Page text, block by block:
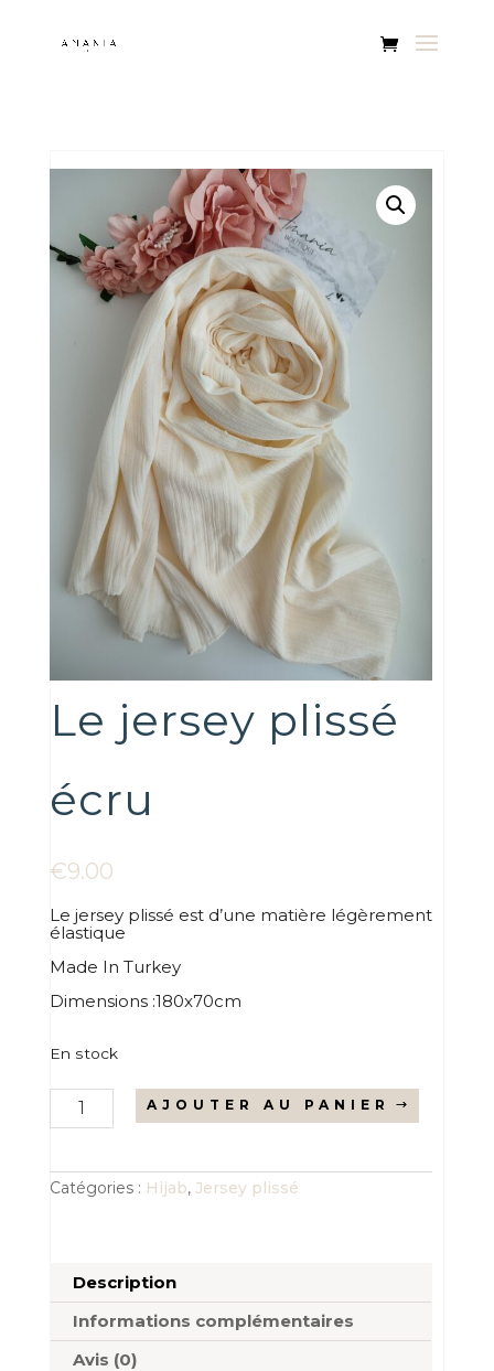
Le jersey plissé
écru
€9.00
Le jersey plissé est d’une matière légèrement
élastique
Made In Turkey
Dimensions :180x70cm
En stock
quantité
Le
écru
AJOUTER AU PANIER
Catégories : Hijab, Jersey plissé
Description
Informations complémentaires
Avis (0)